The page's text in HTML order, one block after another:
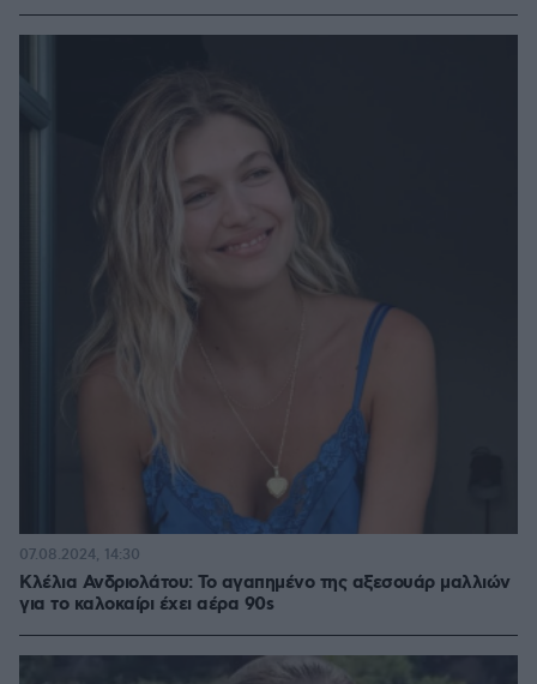
Κλέλια Ανδριολάτου: Το αγαπημένο της αξεσουάρ μαλλιών
για το καλοκαίρι έχει αέρα 90s
07.08.2024, 14:30